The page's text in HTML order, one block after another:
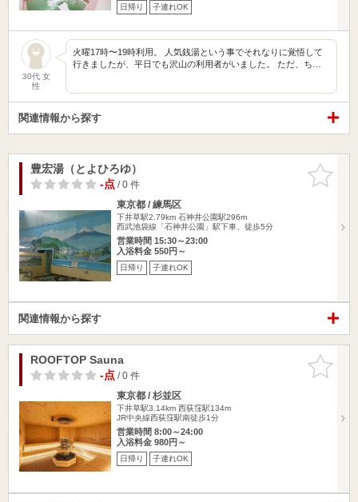
日帰り 子連れOK
30代 女
性
火曜17時〜19時利用。 人気銭湯という事でそれなりに覚悟して
行きましたが、平日でも沢山の利用者がいました。 ただ、ち…
関連情報から探す
お気に入
りに追加
豊宏湯（とよひろゆ）
-点/ 0 件
東京都 / 練馬区
下井草駅2.79km 石神井公園駅296m
西武池袋線「石神井公園」駅下車、徒歩5分
営業時間 15:30～23:00
入浴料金 550円～
日帰り 子連れOK
関連情報から探す
お気に入
りに追加
ROOFTOP Sauna
-点/ 0 件
東京都 / 杉並区
下井草駅3.14km 西荻窪駅134m
JR中央線西荻窪駅南徒歩1分
営業時間 8:00～24:00
入浴料金 980円～
日帰り 子連れOK